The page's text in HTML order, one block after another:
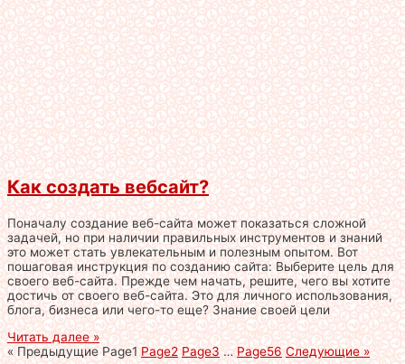
Как создать вебсайт?
Поначалу создание веб-сайта может показаться сложной
задачей, но при наличии правильных инструментов и знаний
это может стать увлекательным и полезным опытом. Вот
пошаговая инструкция по созданию сайта: Выберите цель для
своего веб-сайта. Прежде чем начать, решите, чего вы хотите
достичь от своего веб-сайта. Это для личного использования,
блога, бизнеса или чего-то еще? Знание своей цели
Читать далее »
« Предыдущие Page1 Page2 Page3 … Page56 Следующие »